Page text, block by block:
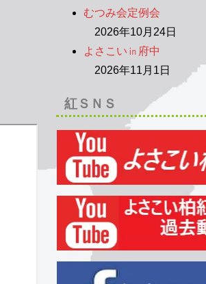
むつみ会定例会
2026年10月24日
よさこい㏌府中
2026年11月1日
紅ＳＮＳ